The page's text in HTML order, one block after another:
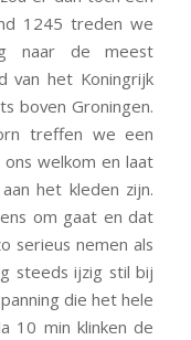
1245 treden we
naar de meest
van het Koningrijk
boven Groningen.
treffen we een
welkom en laat
het kleden zijn.
om gaat en dat
serieus nemen als
steeds ijzig stil bij
die het hele
10 min klinken de